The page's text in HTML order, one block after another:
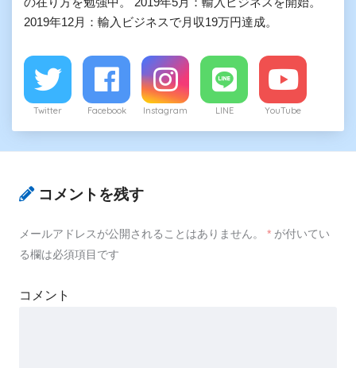
2019年12月：輸入ビジネスで月収19万円達成。
Twitter Facebook Instagram LINE YouTube
コメントを残す
メールアドレスが公開されることはありません。 * が付いてい
る欄は必須項目です
コメント